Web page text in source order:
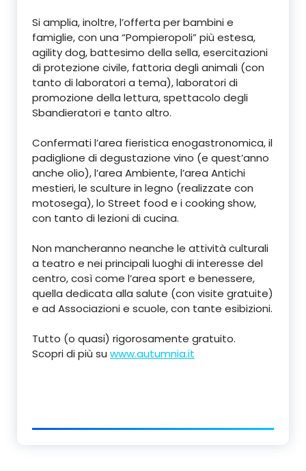
Si amplia, inoltre, l’offerta per bambini e
famiglie, con una “Pompieropoli” più estesa,
agility dog, battesimo della sella, esercitazioni
di protezione civile, fattoria degli animali (con
tanto di laboratori a tema), laboratori di
promozione della lettura, spettacolo degli
Sbandieratori e tanto altro.
Confermati l’area fieristica enogastronomica, il
padiglione di degustazione vino (e quest’anno
anche olio), l’area Ambiente, l’area Antichi
mestieri, le sculture in legno (realizzate con
motosega), lo Street food e i cooking show,
con tanto di lezioni di cucina.
Non mancheranno neanche le attività culturali
a teatro e nei principali luoghi di interesse del
centro, così come l’area sport e benessere,
quella dedicata alla salute (con visite gratuite)
e ad Associazioni e scuole, con tante esibizioni.
Tutto (o quasi) rigorosamente gratuito.
Scopri di più su www.autumnia.it